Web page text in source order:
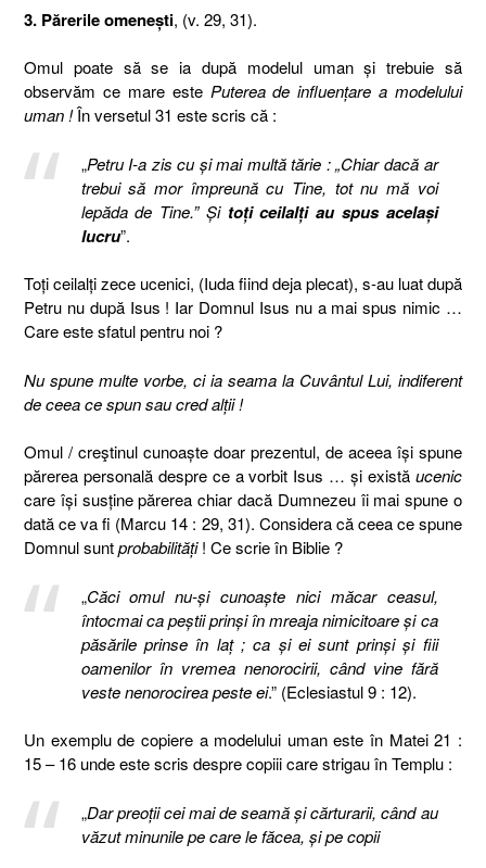
3. Părerile omeneşti, (v. 29, 31).
Omul poate să se ia după modelul uman şi trebuie să
observăm ce mare este Puterea de influenţare a modelului
uman !În versetul 31 este scris că :
„Petru I-a zis cu şi mai multă tărie : „Chiar dacă ar
trebui să mor împreună cu Tine, tot nu mă voi
lepăda de Tine.” Şi toţi ceilalţi au spus acelaşi
lucru”.
Toţi ceilalţi zece ucenici, (Iuda fiind deja plecat), s-au luat după
Petru nu după Isus ! Iar Domnul Isus nu a mai spus nimic …
Care este sfatul pentru noi ?
Nu spune multe vorbe, ci ia seama la Cuvântul Lui, indiferent
de ceea ce spun sau cred alţii !
Omul / creştinul cunoaşte doar prezentul, de aceea îşi spune
părerea personală despre ce a vorbit Isus … şi există ucenic
care îşi susţine părerea chiar dacă Dumnezeu îi mai spune o
dată ce va fi (Marcu 14 : 29, 31). Considera că ceea ce spune
Domnul suntprobabilităţi! Ce scrie în Biblie ?
„Căci omul nu-şi cunoaşte nici măcar ceasul,
întocmai ca peştii prinşi în mreaja nimicitoare şi ca
păsările prinse în laţ ; ca şi ei sunt prinşi şi fiii
oamenilor în vremea nenorocirii, când vine fără
veste nenorocirea peste ei.” (Eclesiastul 9 : 12).
Un exemplu de copiere a modelului uman este în Matei 21 :
15 – 16 unde este scris despre copiii care strigau în Templu :
„Dar preoţii cei mai de seamă şi cărturarii, când au
văzut minunile pe care le făcea, şi pe copii